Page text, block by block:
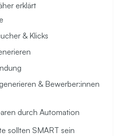
erklärt
& Klicks
& Bewerber:innen
durch Automation
sollten SMART sein